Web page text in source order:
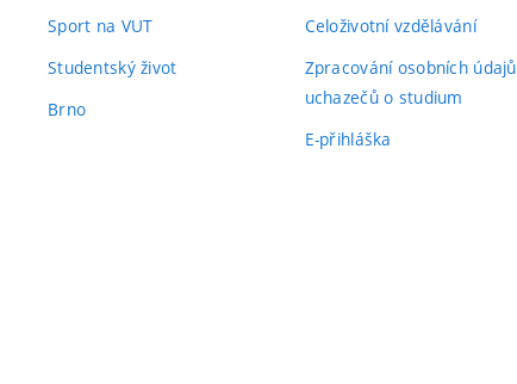
Sport na VUT
Studentský život
Brno
Celoživotní vzdělávání
Zpracování osobních údajů
uchazečů o studium
E-přihláška